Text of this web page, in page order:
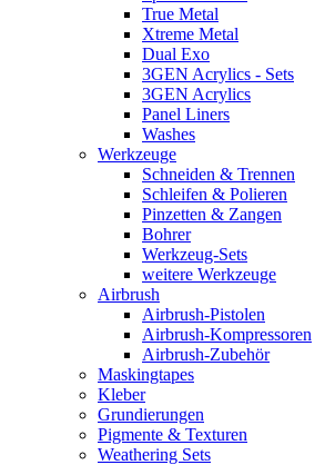
True Metal
Xtreme Metal
Dual Exo
3GEN Acrylics - Sets
3GEN Acrylics
Panel Liners
Washes
Werkzeuge
Schneiden & Trennen
Schleifen & Polieren
Pinzetten & Zangen
Bohrer
Werkzeug-Sets
weitere Werkzeuge
Airbrush
Airbrush-Pistolen
Airbrush-Kompressoren
Airbrush-Zubehör
Maskingtapes
Kleber
Grundierungen
Pigmente & Texturen
Weathering Sets